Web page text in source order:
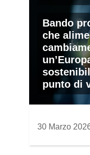
Bando
che
punto di
30 Marzo